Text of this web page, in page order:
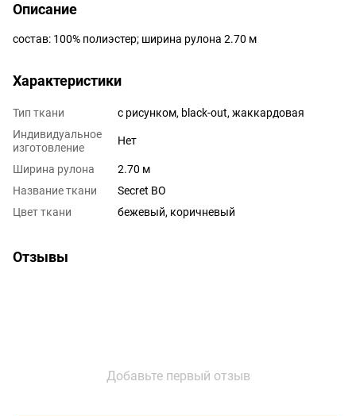
Описание
состав: 100% полиэстер; ширина рулона 2.70 м
Характеристики
Тип ткани
с рисунком, black-out, жаккардовая
Индивидуальное
изготовление
Нет
Ширина рулона
2.70 м
Название ткани
Secret BO
Цвет ткани
бежевый, коричневый
Отзывы
Добавьте первый отзыв